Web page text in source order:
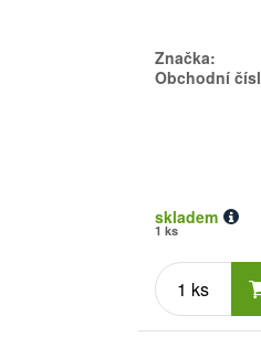
Značka:
Obchodní
skladem
1 ks